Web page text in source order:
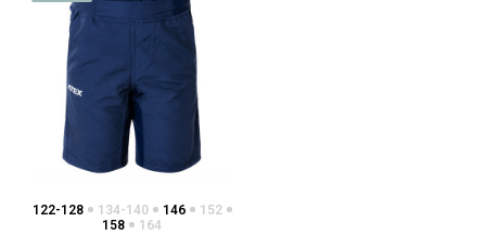
122-128 134-140 146
152
158
164